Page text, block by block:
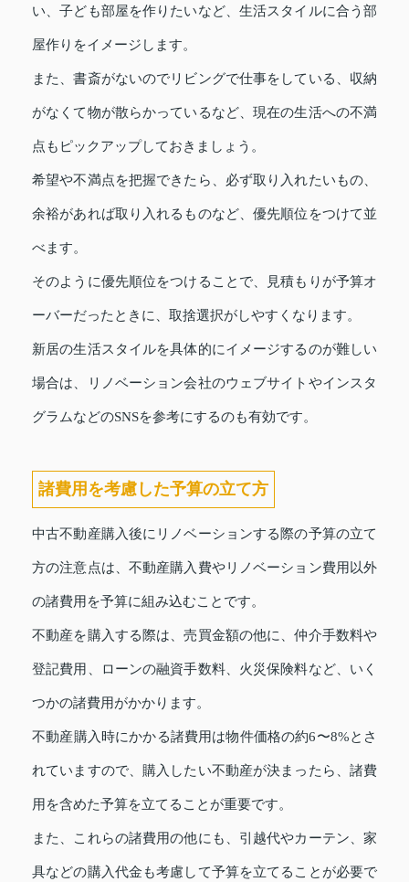
い、子ども部屋を作りたいなど、生活スタイルに合う部
屋作りをイメージします。
また、書斎がないのでリビングで仕事をしている、収納
がなくて物が散らかっているなど、現在の生活への不満
点もピックアップしておきましょう。
希望や不満点を把握できたら、必ず取り入れたいもの、
余裕があれば取り入れるものなど、優先順位をつけて並
べます。
そのように優先順位をつけることで、見積もりが予算オ
ーバーだったときに、取捨選択がしやすくなります。
新居の生活スタイルを具体的にイメージするのが難しい
場合は、リノベーション会社のウェブサイトやインスタ
グラムなどのSNSを参考にするのも有効です。
諸費用を考慮した予算の立て方
中古不動産購入後にリノベーションする際の予算の立て
方の注意点は、不動産購入費やリノベーション費用以外
の諸費用を予算に組み込むことです。
不動産を購入する際は、売買金額の他に、仲介手数料や
登記費用、ローンの融資手数料、火災保険料など、いく
つかの諸費用がかかります。
不動産購入時にかかる諸費用は物件価格の約6〜8%とさ
れていますので、購入したい不動産が決まったら、諸費
用を含めた予算を立てることが重要です。
また、これらの諸費用の他にも、引越代やカーテン、家
具などの購入代金も考慮して予算を立てることが必要で